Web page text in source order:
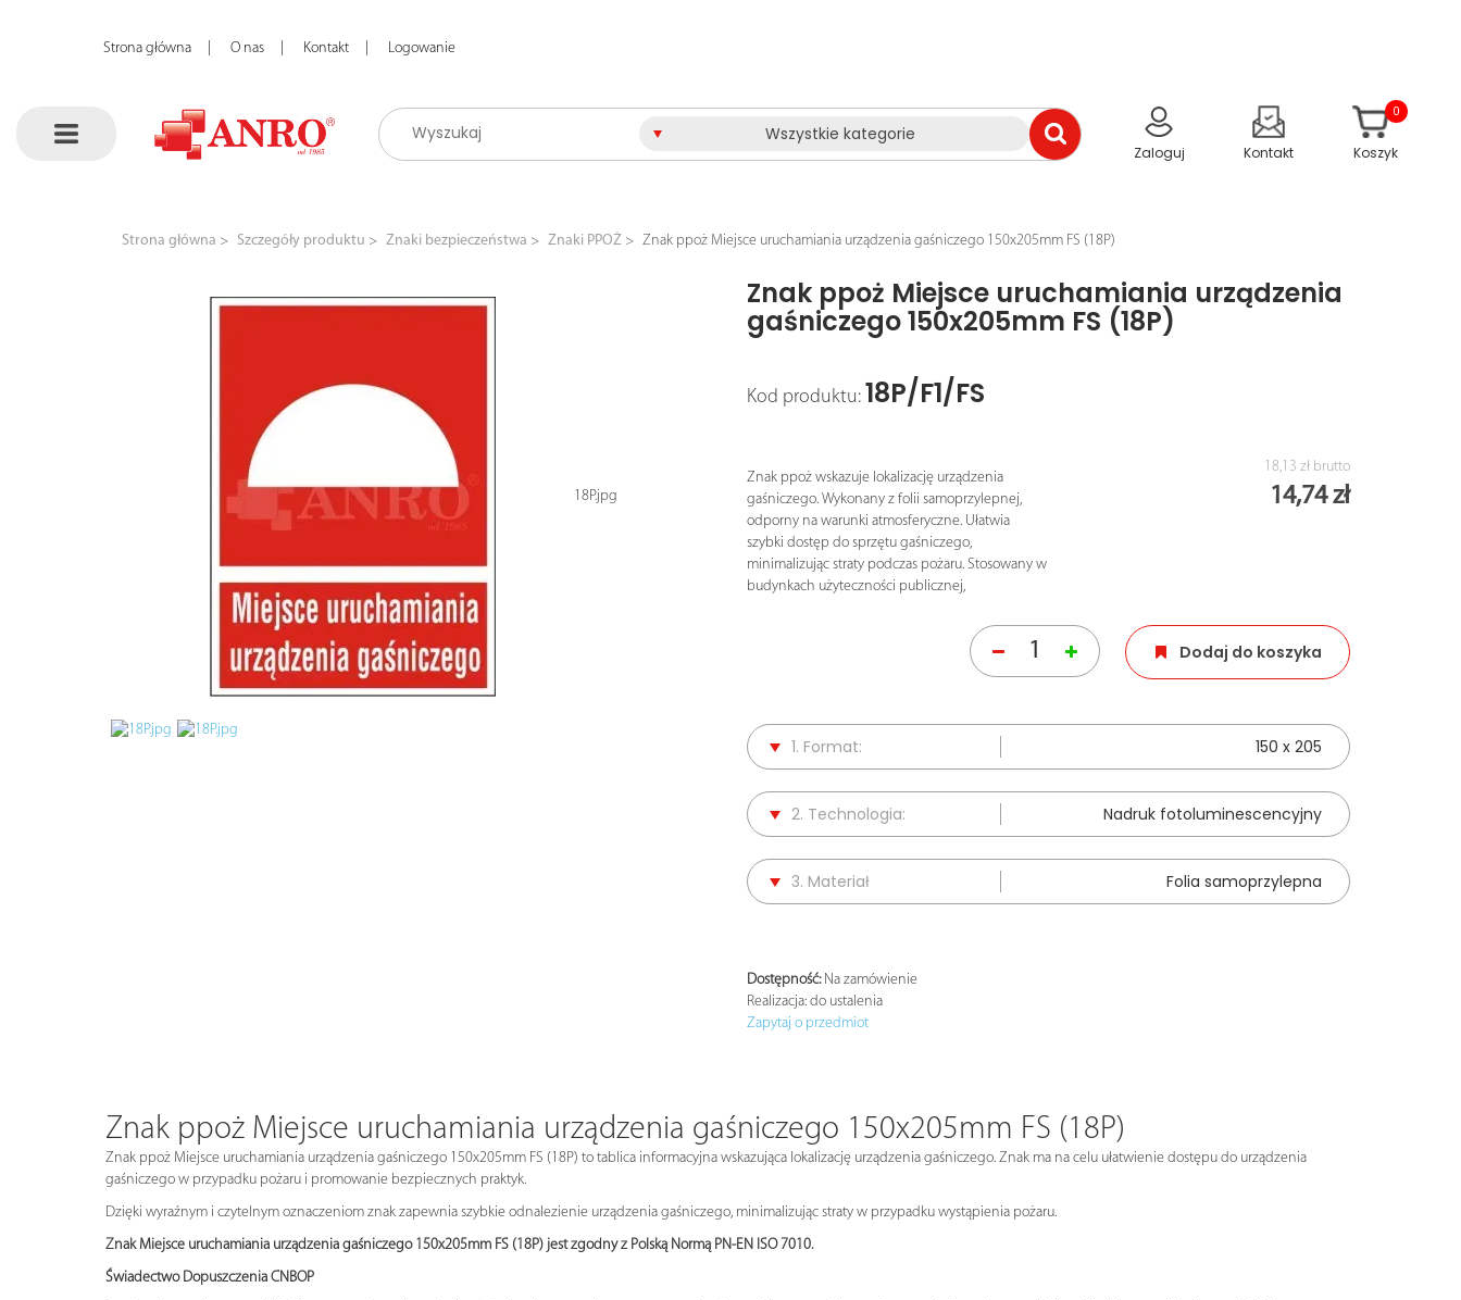
Strona główna O nas Kontakt Logowanie
Wszystkie kategorie
Zaloguj Kontakt Koszyk
0
Strona główna Szczegóły produktu Znaki bezpieczeństwa Znaki PPOŻ Znak ppoż Miejsce uruchamiania urządzenia gaśniczego 150x205mm FS (18P)
18P.jpg
Znak ppoż Miejsce uruchamiania urządzenia
gaśniczego 150x205mm FS (18P)
Kod produktu: 18P/F1/FS
Znak ppoż wskazuje lokalizację urządzenia
gaśniczego. Wykonany z folii samoprzylepnej,
odporny na warunki atmosferyczne. Ułatwia
szybki dostęp do sprzętu gaśniczego,
minimalizując straty podczas pożaru. Stosowany w
budynkach użyteczności publicznej,
18,13 zł brutto
14,74 zł
Dodaj do koszyka
1. Format: 150 x 205
2. Technologia: Nadruk fotoluminescencyjny
3. Materiał Folia samoprzylepna
Dostępność:Na zamówienie
Realizacja: do ustalenia
Zapytaj o przedmiot
Znak ppoż Miejsce uruchamiania urządzenia gaśniczego 150x205mm FS (18P)
Znak ppoż Miejsce uruchamiania urządzenia gaśniczego 150x205mm FS (18P) to tablica informacyjna wskazująca lokalizację urządzenia gaśniczego. Znak ma na celu ułatwienie dostępu do urządzenia
gaśniczego w przypadku pożaru i promowanie bezpiecznych praktyk.
Dzięki wyraźnym i czytelnym oznaczeniom znak zapewnia szybkie odnalezienie urządzenia gaśniczego, minimalizując straty w przypadku wystąpienia pożaru.
Znak Miejsce uruchamiania urządzenia gaśniczego 150x205mm FS (18P) jest zgodny z Polską Normą PN-EN ISO 7010.
Świadectwo Dopuszczenia CNBOP